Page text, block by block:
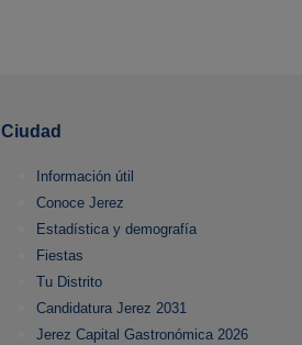
Ciudad
Información útil
Conoce Jerez
Estadística y demografía
Fiestas
Tu Distrito
Candidatura Jerez 2031
Jerez Capital Gastronómica 2026